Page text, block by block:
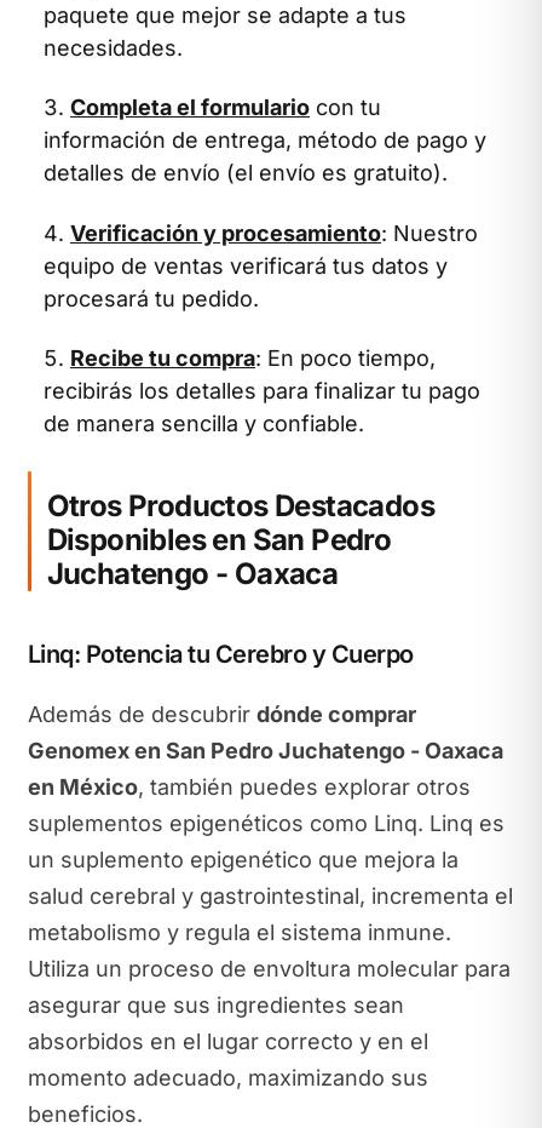
paquete que mejor se adapte a tus
necesidades.
Completa el formulario con tu
información de entrega, método de pago y
detalles de envío (el envío es gratuito).
Verificación y procesamiento: Nuestro
equipo de ventas verificará tus datos y
procesará tu pedido.
Recibe tu compra: En poco tiempo,
recibirás los detalles para finalizar tu pago
de manera sencilla y confiable.
Otros Productos Destacados
Disponibles en San Pedro
Juchatengo - Oaxaca
Linq: Potencia tu Cerebro y Cuerpo
Además de descubrir dónde comprar
Genomex en San Pedro Juchatengo - Oaxaca
en México, también puedes explorar otros
suplementos epigenéticos como Linq. Linq es
un suplemento epigenético que mejora la
salud cerebral y gastrointestinal, incrementa el
metabolismo y regula el sistema inmune.
Utiliza un proceso de envoltura molecular para
asegurar que sus ingredientes sean
absorbidos en el lugar correcto y en el
momento adecuado, maximizando sus
beneficios.